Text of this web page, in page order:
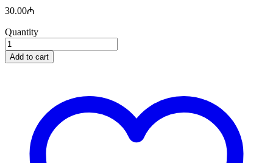
30.00₼
Quantity
Add to cart